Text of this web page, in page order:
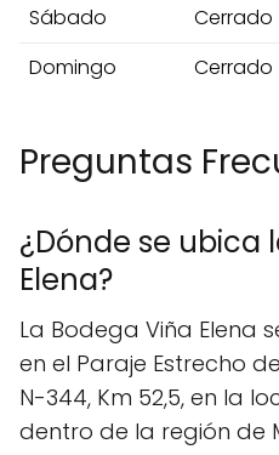
Sábado
Cerrado
Domingo
Cerrado
Preguntas
¿Dónde se ubica
Elena?
La Bodega Viña Elena
en el Paraje Estrecho
N-344, Km 52,5, en la
dentro de la región de